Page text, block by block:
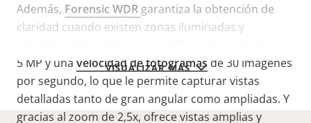
VISUALIZAR MÁS
Además, Forensic WDR garantiza la obtención de
claridad cuando existen zonas iluminadas y
5 MP y una velocidad de fotogramas de 30 imágenes
por segundo, lo que le permite capturar vistas
detalladas tanto de gran angular como ampliadas. Y
gracias al zoom de 2,5x, ofrece vistas amplias y